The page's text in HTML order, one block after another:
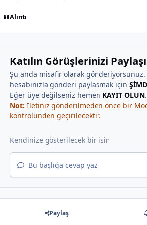
Alıntı
Katılın Görüşlerinizi
Şu anda misafir olarak gönderiyorsunuz.
hesabınızla gönderi paylaşmak için
Eğer üye değilseniz hemen KAYIT OLUN.
Not: İletiniz gönderilmeden önce bir
kontrolünden geçirilecektir.
Bu başlığa cevap yaz
Paylaş